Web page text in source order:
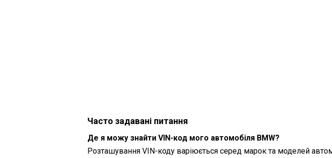
Часто задавані питання
Де я можу знайти VIN-код мого автомобіля BMW?
Розташування VIN-коду варіюється серед марок та моделей